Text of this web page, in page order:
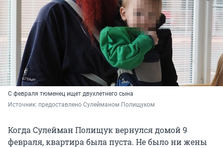
С февраля тюменец ищет двухлетнего сына
Источник: предоставлено Сулейманом Полищуком
Когда Сулейман Полищук вернулся домой 9
февраля, квартира была пуста. Не было ни жены